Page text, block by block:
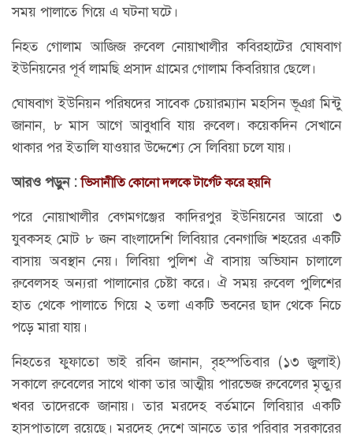
সময় পালাতে গিয়ে এ ঘটনা ঘটে।
নিহত গোলাম আজিজ রুবেল নোয়াখালীর কবিরহাটের ঘোষবাগ
ইউনিয়নের পূর্ব লামছি প্রসাদ গ্রামের গোলাম কিবরিয়ার ছেলে।
ঘোষবাগ ইউনিয়ন পরিষদের সাবেক চেয়ারম্যান মহসিন ভূঞা মিন্টু
জানান, ৮ মাস আগে আবুধাবি যায় রুবেল। কয়েকদিন সেখানে
থাকার পর ইতালি যাওয়ার উদ্দেশ্যে সে লিবিয়া চলে যায়।
আরও পড়ুন :ভিসানীতি কোনো দলকে টার্গেট করে হয়নি
পরে নোয়াখালীর বেগমগঞ্জের কাদিরপুর ইউনিয়নের আরো ৩
যুবকসহ মোট ৮ জন বাংলাদেশি লিবিয়ার বেনগাজি শহরের একটি
বাসায় অবস্থান নেয়। লিবিয়া পুলিশ ঐ বাসায় অভিযান চালালে
রুবেলসহ অন্যরা পালানোর চেষ্টা করে। ঐ সময় রুবেল পুলিশের
হাত থেকে পালাতে গিয়ে ২ তলা একটি ভবনের ছাদ থেকে নিচে
পড়ে মারা যায়।
নিহতের ফুফাতো ভাই রবিন জানান, বৃহস্পতিবার (১৩ জুলাই)
সকালে রুবেলের সাথে থাকা তার আত্মীয় পারভেজ রুবেলের মৃত্যুর
খবর তাদেরকে জানায়। তার মরদেহ বর্তমানে লিবিয়ার একটি
হাসপাতালে রয়েছে। মরদেহ দেশে আনতে তার পরিবার সরকারের